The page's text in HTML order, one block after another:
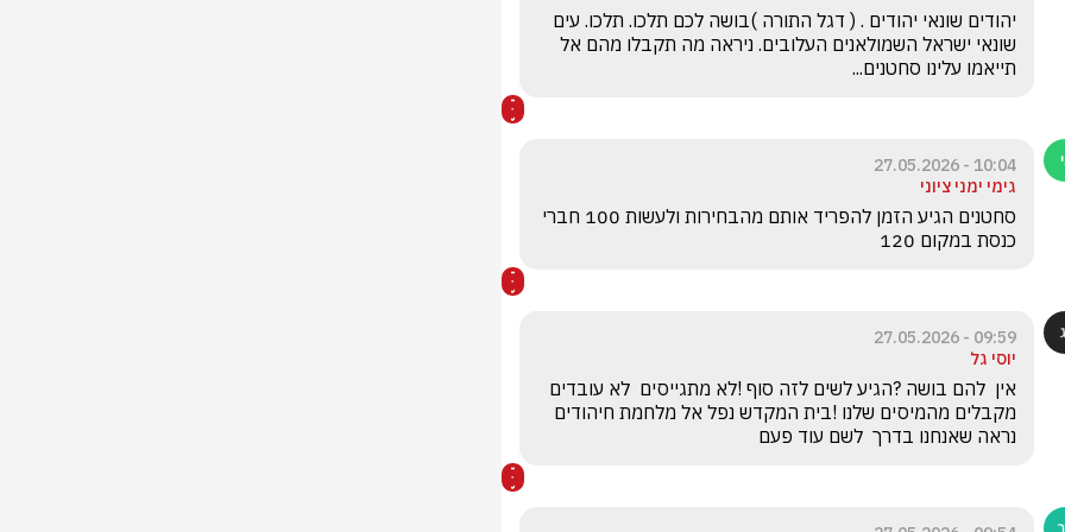
תייאמו עלינו סחטנים...
10:04 - 27.05.2026
גימי ימני ציוני
כנסת במקום 120
09:59 - 27.05.2026
יוסי גל
נראה שאנחנו בדרך  לשם עוד פעם